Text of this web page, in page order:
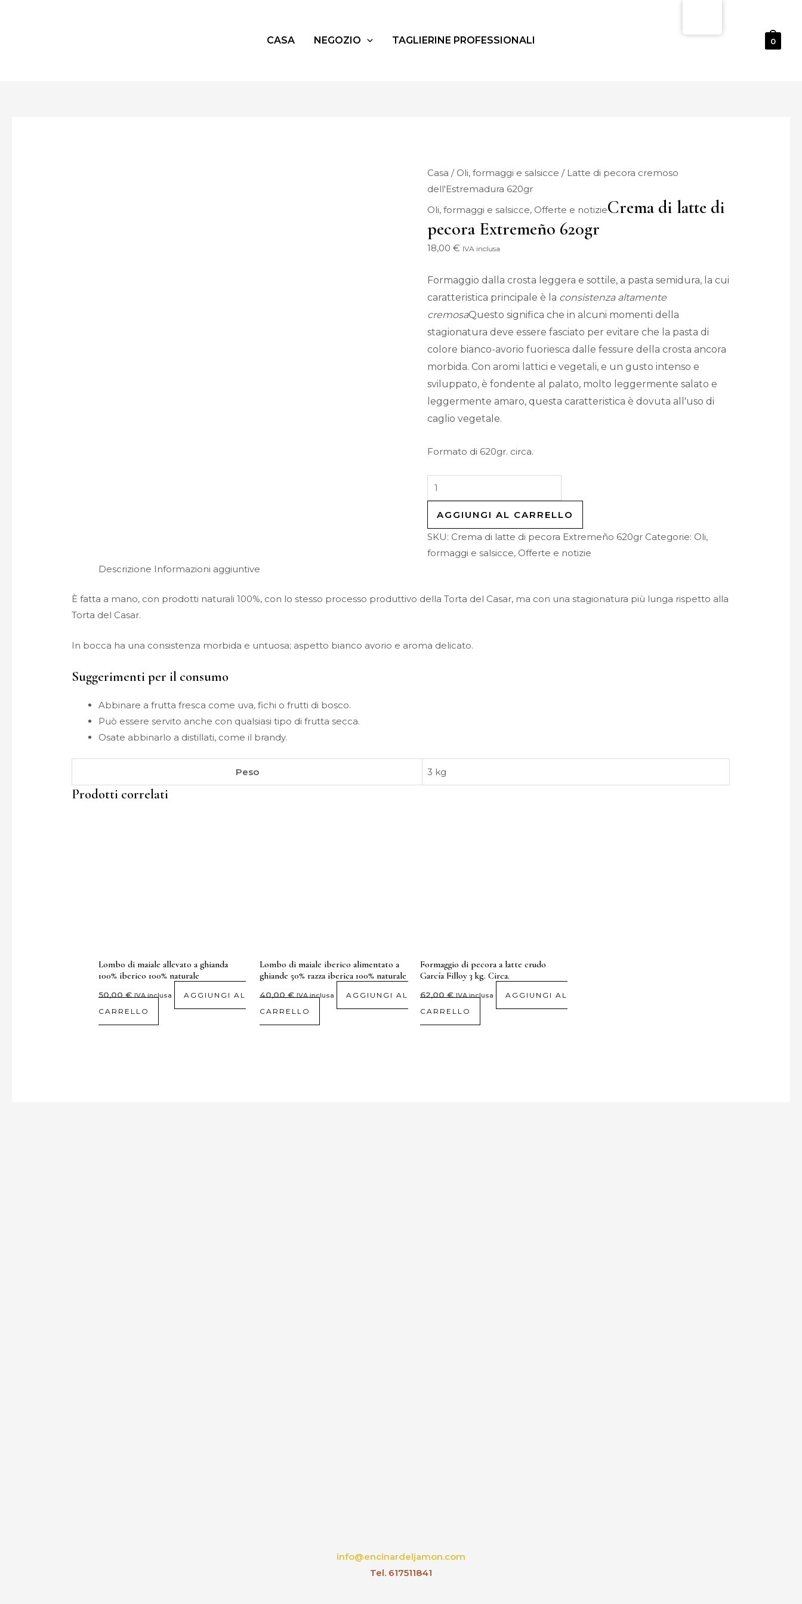
CASA NEGOZIO TAGLIERINE PROFESSIONALI 0
Casa / Oli, formaggi e salsicce / Latte di pecora cremoso
dell'Estremadura 620gr
Oli, formaggi e salsicce, Offerte e notizieCrema di latte di
pecora Extremeño 620gr
18,00€ IVA inclusa
Formaggio dalla crosta leggera e sottile, a pasta semidura, la cui
caratteristica principale è la consistenza altamente
cremosaQuesto significa che in alcuni momenti della
stagionatura deve essere fasciato per evitare che la pasta di
colore bianco-avorio fuoriesca dalle fessure della crosta ancora
morbida. Con aromi lattici e vegetali, e un gusto intenso e
sviluppato, è fondente al palato, molto leggermente salato e
leggermente amaro, questa caratteristica è dovuta all'uso di
caglio vegetale.
Formato di 620gr. circa.
de
AGGIUNGI AL CARRELLO
SKU: Crema di latte di pecora Extremeño 620gr Categorie: Oli,
formaggi e salsicce, Offerte e notizie
Descrizione Informazioni aggiuntive
È fatta a mano, con prodotti naturali 100%, con lo stesso processo produttivo della Torta del Casar, ma con una stagionatura più lunga rispetto alla
Torta del Casar.
In bocca ha una consistenza morbida e untuosa; aspetto bianco avorio e aroma delicato.
Suggerimenti per il consumo
Abbinare a frutta fresca come uva, fichi o frutti di bosco.
Può essere servito anche con qualsiasi tipo di frutta secca.
Osate abbinarlo a distillati, come il brandy.
Peso 3 kg
Prodotti correlati
Lombo di maiale allevato a ghianda
100% iberico 100% naturale
50,00€ IVA inclusa
AGGIUNGI AL
CARRELLO
Lombo di maiale iberico alimentato a
ghiande 50% razza iberica 100% naturale
40,00 € IVA inclusa
AGGIUNGI AL
CARRELLO
Formaggio di pecora a latte crudo
García Filloy 3 kg. Circa.
62,00€ IVA inclusa
AGGIUNGI AL
CARRELLO
info@encinardeljamon.com
Tel. 617511841